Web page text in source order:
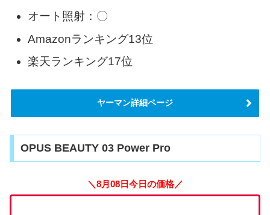
オート照射：〇
Amazonランキング13位
楽天ランキング17位
ヤーマン詳細ページ
OPUS BEAUTY 03 Power Pro
＼8月08日今日の価格／